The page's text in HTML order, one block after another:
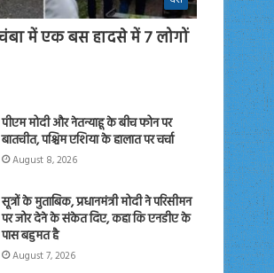
में एक बस हादसे में 7 लोगों
पीएम मोदी और नेतन्याहू के बीच फोन पर
बातचीत, पश्चिम एशिया के हालात पर चर्चा
August 8, 2026
सूत्रों के मुताबिक, प्रधानमंत्री मोदी ने परिसीमन
पर जोर देने के संकेत दिए, कहा कि एनडीए के
पास बहुमत है
August 7, 2026